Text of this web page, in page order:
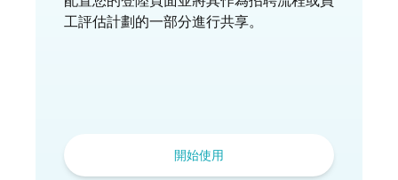
工評估計劃的一部分進行共享。
開始使用